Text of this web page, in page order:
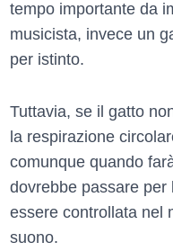
tempo importante da
musicista, invece un
per istinto.
Tuttavia, se il gatto
la respirazione
comunque quando
dovrebbe passare per
essere controllata nel
suono.